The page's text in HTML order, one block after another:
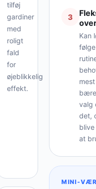
tilføj
gardiner
med
roligt
fald
for
øjeblikkelig
effekt.
3
Kan
mest
valg
det,
at
MINI-